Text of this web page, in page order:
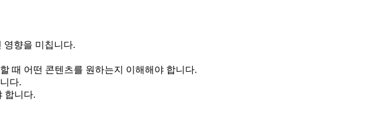
영향을 미칩니다.
때 어떤 콘텐츠를 원하는지 이해해야 합니다.
다.
합니다.